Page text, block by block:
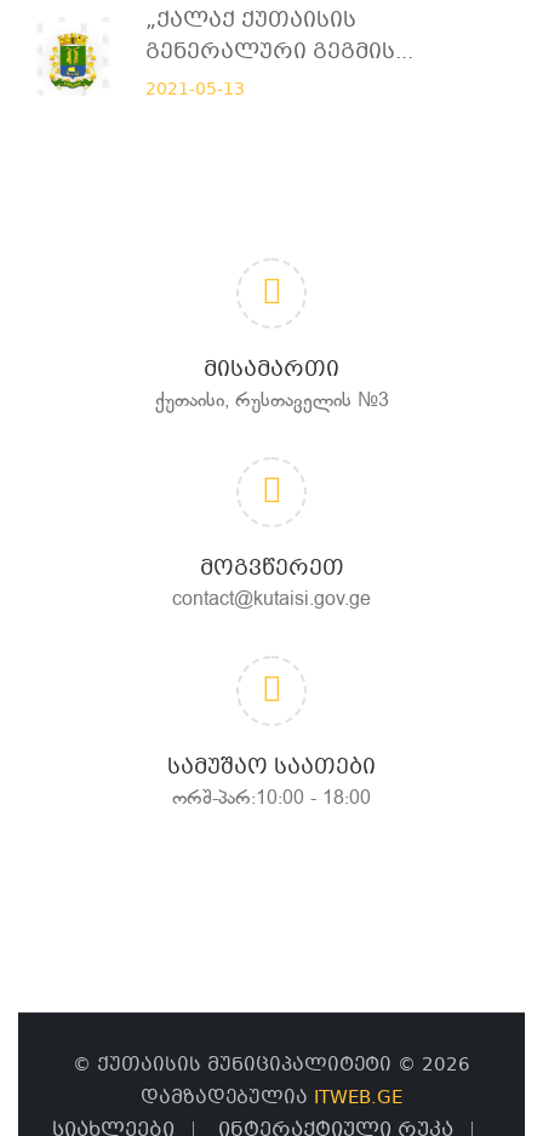
„ქალაქ Ქუთაისის
Გენერალური Გეგმის...
2021-05-13
ᲛᲘᲡᲐᲛᲐᲠᲗᲘ
ქუთაისი, რუსთაველის №3
ᲛᲝᲒᲕᲬᲔᲠᲔᲗ
contact@kutaisi.gov.ge
ᲡᲐᲛᲣᲨᲐᲝ ᲡᲐᲐᲗᲔᲑᲘ
ორშ-პარ:10:00 - 18:00
© ქუთაისის მუნიციპალიტეტი © 2026
დამზადებულია ITWEB.GE